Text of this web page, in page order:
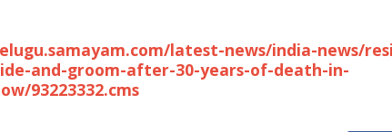
latest-news/india-news/
and-groom-after-30-years-of-death-in-
93223332.cms